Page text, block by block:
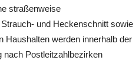
straßenweise
und Heckenschnitt sowie
Haushalten werden innerhalb der
nach Postleitzahlbezirken